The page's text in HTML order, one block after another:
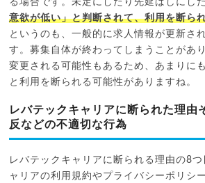
る場合です。未定にしたり先延ばしにし
意欲が低い」と判断されて、利用を断ら
というのも、一般的に求人情報が更新さ
す。募集自体が終わってしまうことがあ
変更される可能性もあるため、あまりに
と利用を断られる可能性がありますね。
レバテックキャリアに断られた理由
反などの不適切な行為
レバテックキャリアに断られる理由の8
ャリアの利用規約やプライバシーポリシ